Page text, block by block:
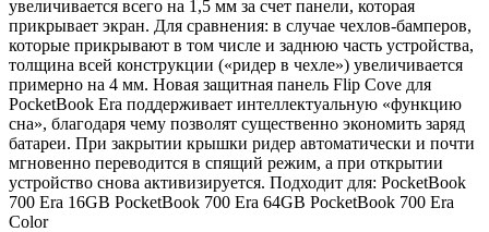
увеличивается всего на 1,5 мм за счет панели, которая
прикрывает экран. Для сравнения: в случае чехлов-бамперов,
которые прикрывают в том числе и заднюю часть устройства,
толщина всей конструкции («ридер в чехле») увеличивается
примерно на 4 мм. Новая защитная панель Flip Cove для
PocketBook Era поддерживает интеллектуальную «функцию
сна», благодаря чему позволят существенно экономить заряд
батареи. При закрытии крышки ридер автоматически и почти
мгновенно переводится в спящий режим, а при открытии
устройство снова активизируется. Подходит для: PocketBook
700 Era 16GB PocketBook 700 Era 64GB PocketBook 700 Era
Color